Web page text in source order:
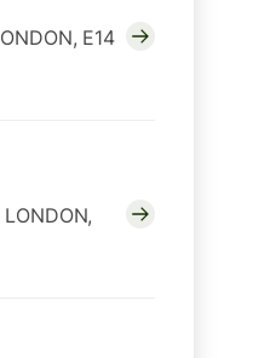
E14
LONDON,